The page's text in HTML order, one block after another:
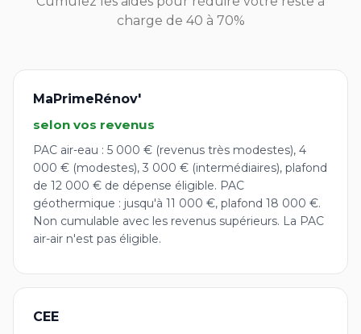
charge de 40 à 70%
MaPrimeRénov'
selon vos revenus
PAC air-eau : 5 000 € (revenus très modestes), 4
000 € (modestes), 3 000 € (intermédiaires), plafond
de 12 000 € de dépense éligible. PAC
géothermique : jusqu'à 11 000 €, plafond 18 000 €.
Non cumulable avec les revenus supérieurs. La PAC
air-air n'est pas éligible.
CEE